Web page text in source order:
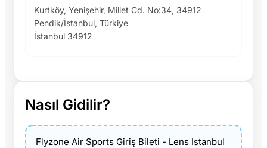
Kurtköy, Yenişehir, Millet Cd. No:34, 34912
Pendik/İstanbul, Türkiye
İstanbul 34912
Nasıl Gidilir?
Flyzone Air Sports Giriş Bileti - Lens Istanbul